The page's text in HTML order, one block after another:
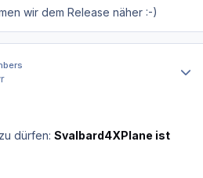
wir dem Release näher :-)
dürfen: Svalbard4XPlane ist